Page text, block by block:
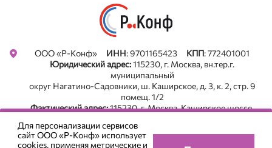
ООО «Р-Конф» ИНН: 9701165423 КПП: 772401001
Юридический адрес:115230, г. Москва, вн.тер.г.
муниципальный
округ Нагатино-Садовники, ш. Каширское, д. 3, к. 2, стр. 9
помещ. 1/2
Фактический адрес:115230, г. Москва, Каширское шоссе,
+7 (495) 785-22-05
Все новости в Телеграм. Подписаться
Для персонализации сервисов
сайт ООО «Р-Конф» использует
cookies, применяя метрические и